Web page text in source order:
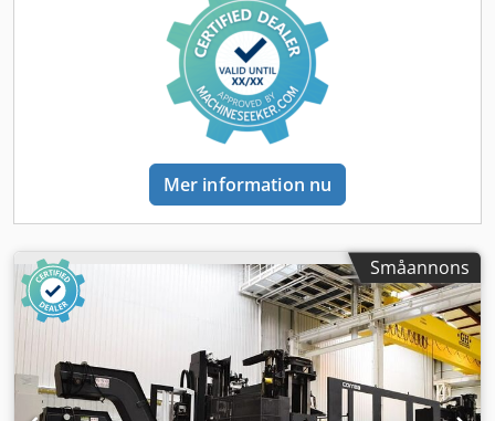
helst enligt överenskommelse. Demontering, lastning etc.
är köparens ansvar. En 2-tons gaffeltruck och en 5-tons
traverskran för "smådels-hantering" står till förfogande.
_____ Våra allmänna villkor gäller, dessutom tar säljaren
inget ansvar för skriv- eller dataöverföringsfel. Skicket på
de erbjudna artiklarna motsvarar ålder och visade bilder.
Crjdpfxsy Uy Ece Adhjf Teknik och slitage motsvarar
artikelns ålder. Begagnade maskiner säljs endast till
näringsidkare och utan garanti.
Mer information nu
Småannons